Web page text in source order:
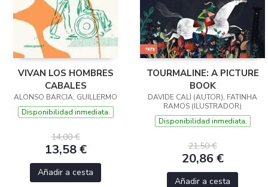
VIVAN LOS HOMBRES
CABALES
ALONSO BARCIA, GUILLERMO
Disponibilidad inmediata.
14,00 €
13,58 €
Añadir a cesta
TOURMALINE: A PICTURE
BOOK
DAVIDE CALÌ (AUTOR), FATINHA
RAMOS (ILUSTRADOR)
Disponibilidad inmediata.
21,50 €
20,86 €
Añadir a cesta